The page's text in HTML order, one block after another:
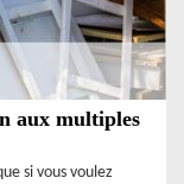
aux multiples
si vous voulez